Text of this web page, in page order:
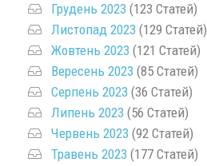
Грудень 2023 (123 Статей)
Листопад 2023 (129 Статей)
Жовтень 2023 (121 Статей)
Вересень 2023 (85 Статей)
Серпень 2023 (36 Статей)
Липень 2023 (56 Статей)
Червень 2023 (92 Статей)
Травень 2023 (177 Статей)